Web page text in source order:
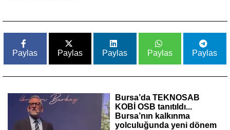
Paylas Paylas Paylas Paylas Paylas
Bursa’da TEKNOSAB
KOBİ OSB tanıtıldı...
Bursa’nın kalkınma
yolculuğunda yeni dönem